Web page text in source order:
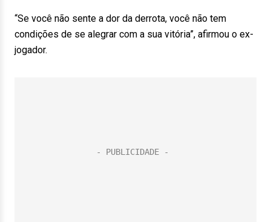
“Se você não sente a dor da derrota, você não tem
condições de se alegrar com a sua vitória”, afirmou o ex-
jogador.